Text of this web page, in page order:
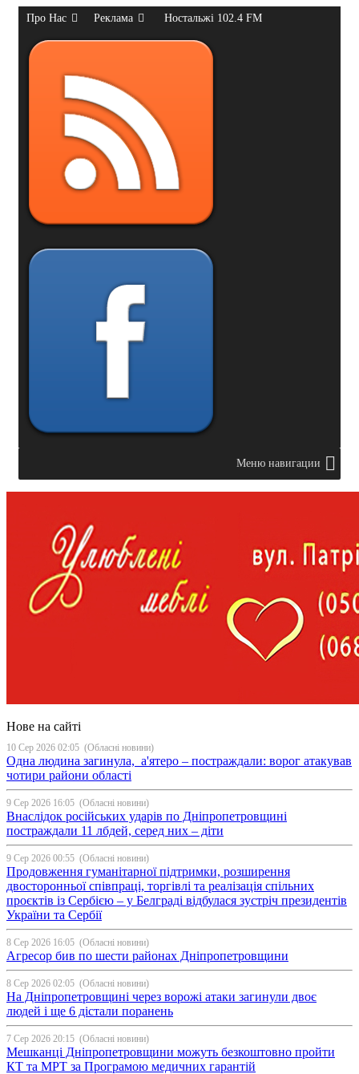
Про Нас Реклама Ностальжі 102.4 FM
Меню навигации
Нове на сайті
10 Сер 2026 02:05 (Обласні новини)
Одна людина загинула, а'ятеро – постраждали: ворог атакував
чотири райони області
9 Сер 2026 16:05 (Обласні новини)
Внаслідок російських ударів по Дніпропетровщині
постраждали 11 лбдей, серед них – діти
9 Сер 2026 00:55 (Обласні новини)
Продовження гуманітарної підтримки, розширення
двосторонньої співпраці, торгівлі та реалізація спільних
проєктів із Сербією – у Белграді відбулася зустріч президентів
України та Сербії
8 Сер 2026 16:05 (Обласні новини)
Агресор бив по шести районах Дніпропетровщини
8 Сер 2026 02:05 (Обласні новини)
На Дніпропетровщині через ворожі атаки загинули двоє
людей і ще 6 дістали поранень
7 Сер 2026 20:15 (Обласні новини)
Мешканці Дніпропетровщини можуть безкоштовно пройти
КТ та МРТ за Програмою медичних гарантій